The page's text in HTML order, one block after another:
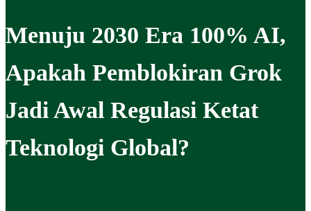
Menuju 2030 Era 100% AI,
Apakah Pemblokiran Grok
Jadi Awal Regulasi Ketat
Teknologi Global?